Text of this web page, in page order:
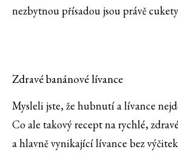
nezbytnou přísadou jsou právě
Zdravé banánové lívance
Mysleli jste, že hubnutí a lívance
Co ale takový recept na rychlé,
a hlavně vynikající lívance bez